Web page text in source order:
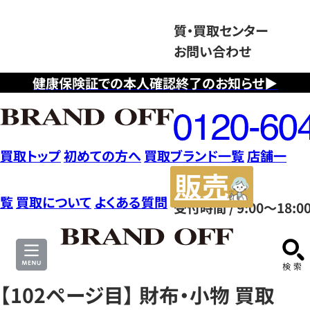
健康保険証での本人確認終了のお知らせ▶
質・買取センター
お問い合わせ
フ
リ
ー
ダ
イ
ヤ
ル
0120604117
受付時間 / 9:00～
買取トップ初めての方へ 買取ブランド一覧店舗一
覧 買取について よくある質問
サ
【102ページ目】 財布・小物 買取